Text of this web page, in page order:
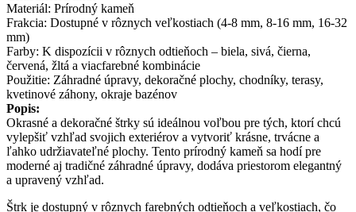
Materiál: Prírodný kameň
Frakcia: Dostupné v rôznych veľkostiach (4-8 mm, 8-16 mm, 16-32
mm)
Farby: K dispozícii v rôznych odtieňoch – biela, sivá, čierna,
červená, žltá a viacfarebné kombinácie
Použitie: Záhradné úpravy, dekoračné plochy, chodníky, terasy,
kvetinové záhony, okraje bazénov
Popis:
Okrasné a dekoračné štrky sú ideálnou voľbou pre tých, ktorí chcú
vylepšiť vzhľad svojich exteriérov a vytvoriť krásne, trvácne a
ľahko udržiavateľné plochy. Tento prírodný kameň sa hodí pre
moderné aj tradičné záhradné úpravy, dodáva priestorom elegantný
a upravený vzhľad.
Štrk je dostupný v rôznych farebných odtieňoch a veľkostiach, čo